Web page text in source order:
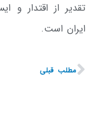
تقدیر از اقتدار و
ایران است.
مطلب قبلی